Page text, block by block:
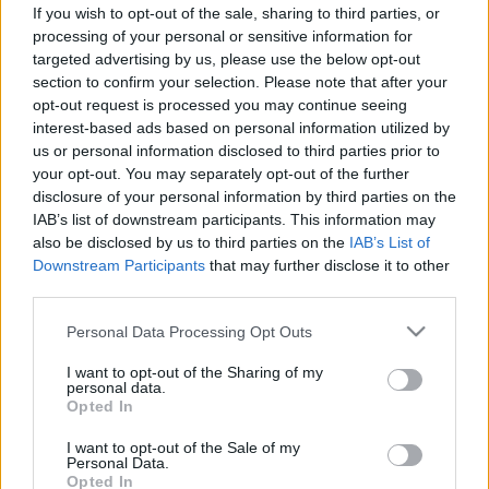
If you wish to opt-out of the sale, sharing to third parties, or
processing of your personal or sensitive information for
targeted advertising by us, please use the below opt-out
section to confirm your selection. Please note that after your
opt-out request is processed you may continue seeing
interest-based ads based on personal information utilized by
us or personal information disclosed to third parties prior to
your opt-out. You may separately opt-out of the further
disclosure of your personal information by third parties on the
IAB’s list of downstream participants. This information may
also be disclosed by us to third parties on the IAB’s List of
Downstream Participants that may further disclose it to other
Please note that this website/app uses one or more Google
not limited to your visit or usage behaviour. You may click to
grant or deny consent to Google and its third-party tags to
use your data for below specified purposes in below Google
consent section.
Personal Data Processing Opt Outs
I want to opt-out of the Sharing of my
personal data.
Opted In
I want to opt-out of the Sale of my
Personal Data.
Opted In